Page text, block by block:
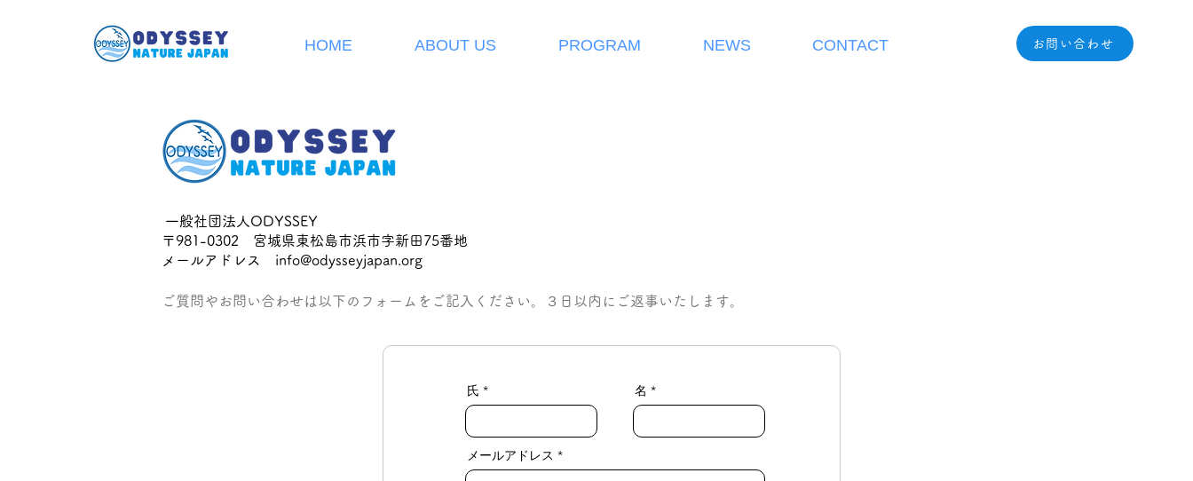
HOME ABOUT US PROGRAM NEWS CONTACT お問い合わせ
一般社団法人ODYSSEY
〒981-0302 宮城県東松島市浜市字新田75番地
メールアドレス info@odysseyjapan.org
ご質問やお問い合わせは以下のフォームをご記入ください。３日以内にご返事いたします。
氏 名
メールアドレス